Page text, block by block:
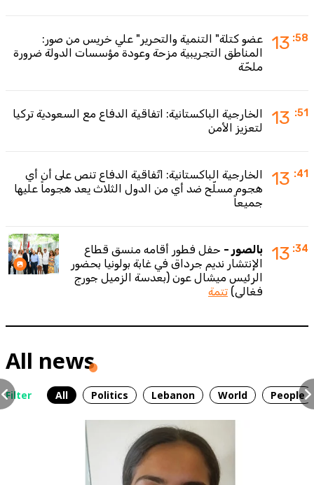
13 :58
عضو كتلة" التنمية والتحرير" علي خريس من صور:
المناطق التجريبية مزحة وعودة مؤسسات الدولة ضرورة
ملحّة
13 :51
الخارجية الباكستانية: اتفاقية الدفاع مع السعودية تركيا
لتعزيز الأمن
13 :41
الخارجية الباكستانية: اتّفاقية الدفاع تنص على أن أي
هجوم مسلّح ضد أي من الدول الثلاث يعد هجوماً عليها
جميعاً
13 :34 بالصور - حفل فطور أقامه منسق قطاع
الإنتشار نديم جرداق في غابة بولونيا بحضور
الرئيس ميشال عون (بعدسة الزميل جورج
فغالي) تتمة
All news
Filter All Politics Lebanon World People